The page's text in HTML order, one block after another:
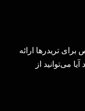
تریدرها ارائه
می‌توانید از